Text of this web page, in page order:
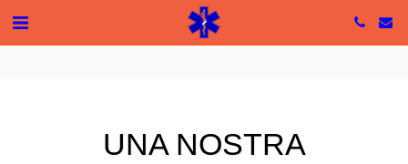
5 based on 49 reviews
UNA NOSTRA